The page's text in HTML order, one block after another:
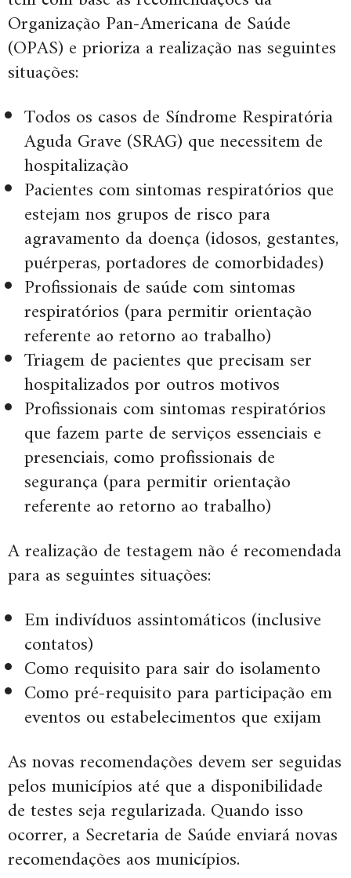
Organização Pan-Americana de Saúde
(OPAS) e prioriza a realização nas seguintes
situações:
Todos os casos de Síndrome Respiratória
Aguda Grave (SRAG) que necessitem de
hospitalização
Pacientes com sintomas respiratórios que
estejam nos grupos de risco para
agravamento da doença (idosos, gestantes,
puérperas, portadores de comorbidades)
Profissionais de saúde com sintomas
respiratórios (para permitir orientação
referente ao retorno ao trabalho)
Triagem de pacientes que precisam ser
hospitalizados por outros motivos
Profissionais com sintomas respiratórios
que fazem parte de serviços essenciais e
presenciais, como profissionais de
segurança (para permitir orientação
referente ao retorno ao trabalho)
A realização de testagem não é recomendada
para as seguintes situações:
Em indivíduos assintomáticos (inclusive
contatos)
Como requisito para sair do isolamento
Como pré-requisito para participação em
eventos ou estabelecimentos que exijam
As novas recomendações devem ser seguidas
pelos municípios até que a disponibilidade
de testes seja regularizada. Quando isso
ocorrer, a Secretaria de Saúde enviará novas
recomendações aos municípios.